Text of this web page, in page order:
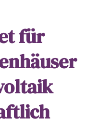
für